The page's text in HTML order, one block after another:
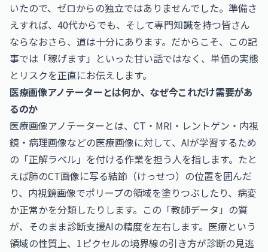
いたので、ゼロからの独立ではありませんでした。準備さ
えすれば、40代からでも、そして専門知識を持つ皆さん
ならなおさら、道は十分にあります。だからこそ、この記
事では「稼げます」といった甘い話ではなく、単価の実態
とリスクを正直にお伝えします。
医療画像アノテーターとは何か、なぜ今これだけ需要があ
るのか
医療画像アノテーターとは、CT・MRI・レントゲン・内視
鏡・病理画像などの医療画像に対して、AIが学習するため
の「正解ラベル」を付ける作業を担う人を指します。たと
えば肺のCT画像に写る結節（けっせつ）の位置を囲んだ
り、内視鏡画像でポリープの領域を塗りつぶしたり、病変
か正常かを分類したりします。この「教師データ」の質
が、そのまま診断支援AIの精度を左右します。医療という
領域の性質上、1ピクセルの境界線の引き方が診断の見逃